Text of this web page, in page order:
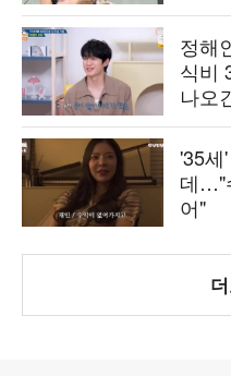
정해
식비
나오
'35세
데…"
어"